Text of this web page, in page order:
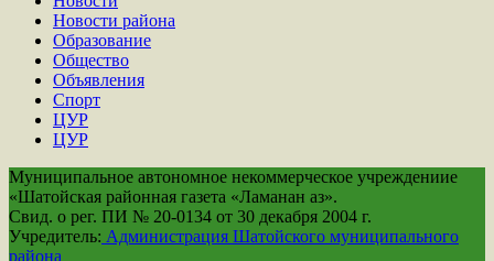
Новости района
Образование
Общество
Объявления
Спорт
ЦУР
ЦУР
Муниципальное автономное некоммерческое учреждениие
«Шатойская районная газета «Ламанан аз».
Свид. о рег. ПИ № 20-0134 от 30 декабря 2004 г.
Учредитель: Администрация Шатойского муниципального
района